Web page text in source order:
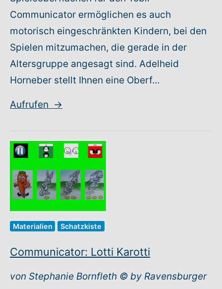
Communicator ermöglichen es auch
motorisch eingeschränkten Kindern, bei den
Spielen mitzumachen, die gerade in der
Altersgruppe angesagt sind. Adelheid
Horneber stellt Ihnen eine Oberf...
Aufrufen →
Materialien Schatzkiste
Communicator: Lotti Karotti
von Stephanie Bornfleth © by Ravensburger